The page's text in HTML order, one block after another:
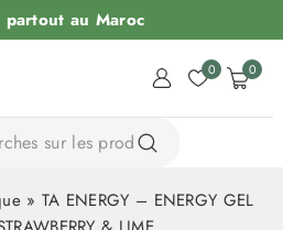
partout au Maroc
0 0
» TA ENERGY – ENERGY GEL